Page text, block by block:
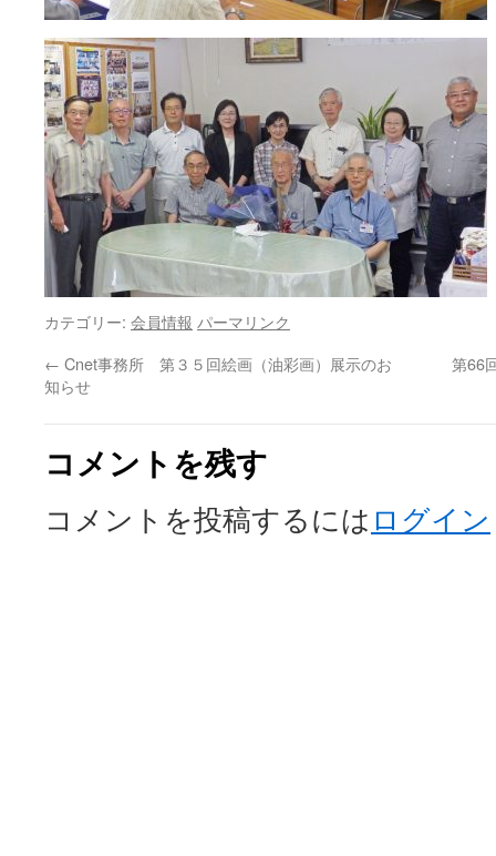
カテゴリー: 会員情報 パーマリンク
← Cnet事務所 第３５回絵画（油彩画）展示のお
知らせ
第66
コメントを残す
コメントを投稿するには ログイン